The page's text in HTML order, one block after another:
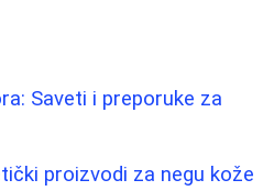
Saveti i preporuke za
proizvodi za negu kože